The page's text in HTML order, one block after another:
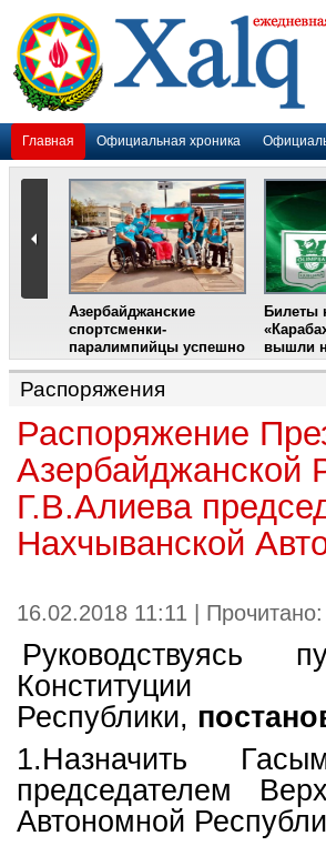
Главная Официальная хроника
Азербайджанские
спортсменки-
паралимпийцы успешно
выступили на III
Международном
фестивале парашютного
Билеты
вышли
Распоряжения
Распоряжение
Азербайджанской
Г.В.Алиева
Нахчыванской
16.02.2018 11:11 |
Республики,
1.Назначить
председателем
Автономной